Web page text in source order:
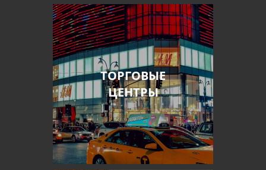
ТОРГОВЫЕ
ЦЕНТРЫ